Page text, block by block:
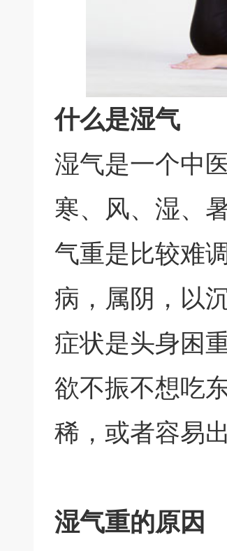
什么是湿气
湿气是一个中
寒、风、湿、
气重是比较难
病，属阴，以
症状是头身困
欲不振不想吃
稀，或者容易
湿气重的原因